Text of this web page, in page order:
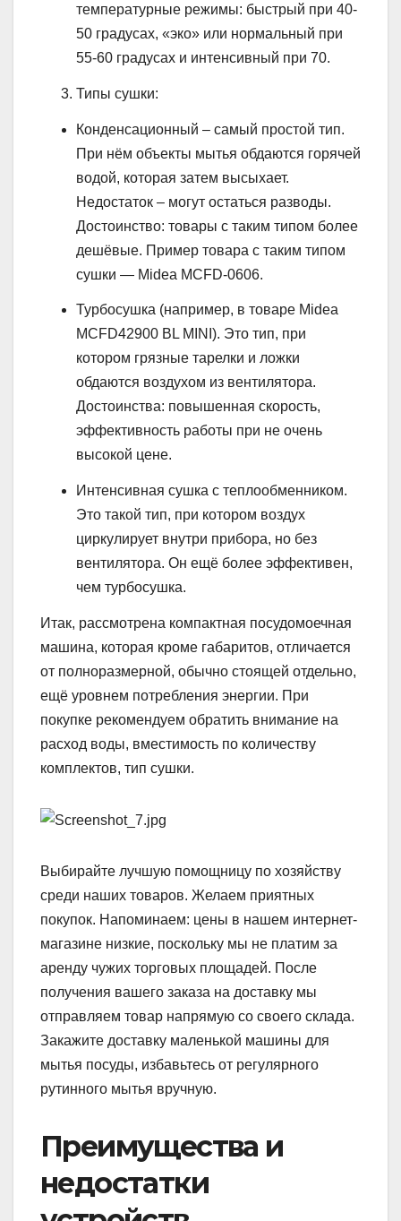
температурные режимы: быстрый при 40-
50 градусах, «эко» или нормальный при
55-60 градусах и интенсивный при 70.
Типы сушки:
Конденсационный – самый простой тип.
При нём объекты мытья обдаются горячей
водой, которая затем высыхает.
Недостаток – могут остаться разводы.
Достоинство: товары с таким типом более
дешёвые. Пример товара с таким типом
сушки — Midea MCFD-0606.
Турбосушка (например, в товаре Midea
MCFD42900 BL MINI). Это тип, при
котором грязные тарелки и ложки
обдаются воздухом из вентилятора.
Достоинства: повышенная скорость,
эффективность работы при не очень
высокой цене.
Интенсивная сушка с теплообменником.
Это такой тип, при котором воздух
циркулирует внутри прибора, но без
вентилятора. Он ещё более эффективен,
чем турбосушка.
Итак, рассмотрена компактная посудомоечная
машина, которая кроме габаритов, отличается
от полноразмерной, обычно стоящей отдельно,
ещё уровнем потребления энергии. При
покупке рекомендуем обратить внимание на
расход воды, вместимость по количеству
комплектов, тип сушки.
Выбирайте лучшую помощницу по хозяйству
среди наших товаров. Желаем приятных
покупок. Напоминаем: цены в нашем интернет-
магазине низкие, поскольку мы не платим за
аренду чужих торговых площадей. После
получения вашего заказа на доставку мы
отправляем товар напрямую со своего склада.
Закажите доставку маленькой машины для
мытья посуды, избавьтесь от регулярного
рутинного мытья вручную.
Преимущества и
недостатки